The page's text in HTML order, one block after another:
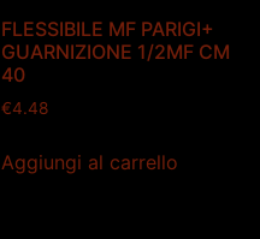
FLESSIBILE MF PARIGI+
GUARNIZIONE 1/2MF CM
40
€4.48
Aggiungi al carrello